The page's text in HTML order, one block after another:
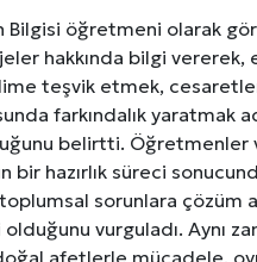
Bilgisi öğretmeni olarak
hakkında bilgi vererek,
teşvik etmek,
farkındalık yaratmak
belirtti. Öğretmenler
bir hazırlık süreci
sorunlara çözüm
vurguladı. Aynı